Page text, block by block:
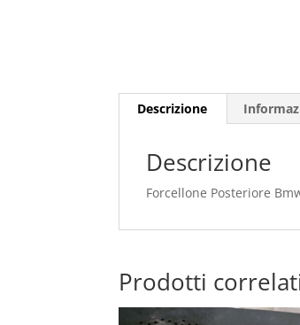
Descrizione
Descrizione
Forcellone Posteriore
Prodotti